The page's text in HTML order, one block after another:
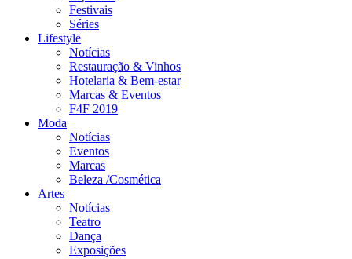
Festivais
Séries
Lifestyle
Notícias
Restauração & Vinhos
Hotelaria & Bem-estar
Marcas & Eventos
F4F 2019
Moda
Notícias
Eventos
Marcas
Beleza /Cosmética
Artes
Notícias
Teatro
Dança
Exposições